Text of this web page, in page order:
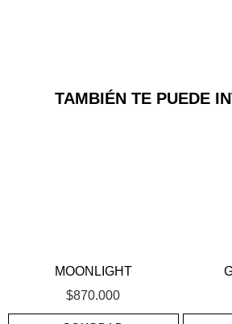
TAMBIÉN TE PUEDE
MOONLIGHT
$870.000